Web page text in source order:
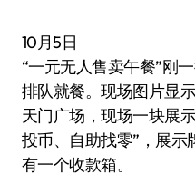
10月5日
“一元无人售卖午餐”刚
排队就餐。现场图片显
天门广场，现场一块展
投币、自助找零”，展示
有一个收款箱。